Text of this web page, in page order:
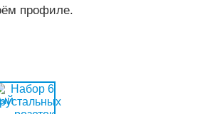
профиле.